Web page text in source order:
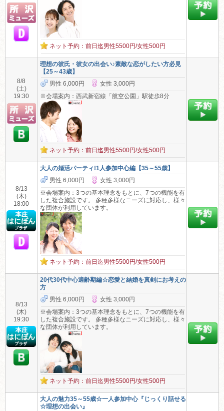
ネット予約：前日迄男性5500円/女性500円
8/8
(土)
19:30
理想の彼氏・彼女の出会い♪素敵な恋がしたい方必見
【25～43歳】
男性 6,000円
女性 3,000円
※会場案内：西武新宿線「航空公園」駅徒歩8分
ネット予約：前日迄男性5500円/女性500円
8/13
(木)
18:00
大人の婚活パーティ!1人参加中心編【35～55歳】
男性 6,000円
女性 3,000円
※会場案内：3つの基本理念をもとに、7つの機能を有
した複合施設です。 多種多様なニーズに対応し、様々
な団体が利用しています。
ネット予約：前日迄男性5500円/女性500円
8/13
(木)
19:30
20代30代中心適齢期編☆恋愛と結婚を真剣にお考えの
方
男性 6,000円
女性 3,000円
※会場案内：3つの基本理念をもとに、7つの機能を有
した複合施設です。 多種多様なニーズに対応し、様々
な団体が利用しています。
ネット予約：前日迄男性5500円/女性500円
大人の魅力35～55歳☆一人参加中心『じっくり話せる
☆理想の出会い』